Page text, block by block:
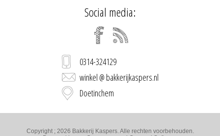
Social media:
0314-324129
winkel @ bakkerijkaspers.nl
Doetinchem
Copyright ; 2026 Bakkerij Kaspers. Alle rechten voorbehouden.